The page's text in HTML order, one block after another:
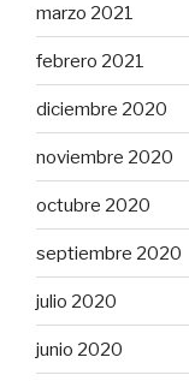
marzo 2021
febrero 2021
diciembre 2020
noviembre 2020
octubre 2020
septiembre 2020
julio 2020
junio 2020